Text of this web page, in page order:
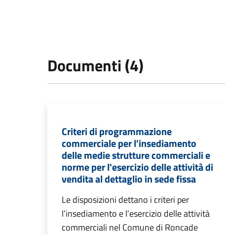
Documenti (4)
Criteri di programmazione
commerciale per l'insediamento
delle medie strutture commerciali e
norme per l'esercizio delle attività di
vendita al dettaglio in sede fissa
Le disposizioni dettano i criteri per
l’insediamento e l’esercizio delle attività
commerciali nel Comune di Roncade